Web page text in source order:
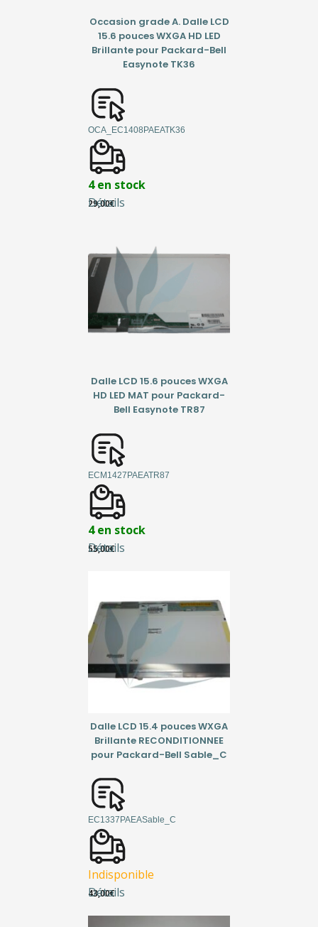
Détails
Occasion grade A. Dalle LCD
15.6 pouces WXGA HD LED
Brillante pour Packard-Bell
Easynote TK36
OCA_EC1408PAEATK36
4 en stock
29,00€
Détails
Dalle LCD 15.6 pouces WXGA
HD LED MAT pour Packard-
Bell Easynote TR87
ECM1427PAEATR87
4 en stock
55,00€
Détails
Dalle LCD 15.4 pouces WXGA
Brillante RECONDITIONNEE
pour Packard-Bell Sable_C
EC1337PAEASable_C
Indisponible
43,00€